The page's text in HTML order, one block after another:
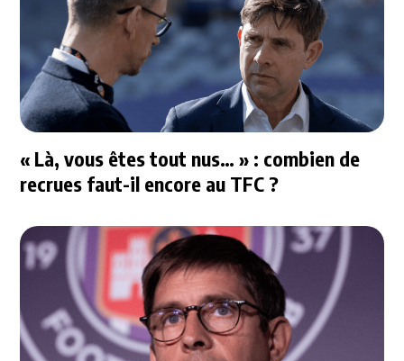
« Là, vous êtes tout nus… » : combien de
recrues faut-il encore au TFC ?